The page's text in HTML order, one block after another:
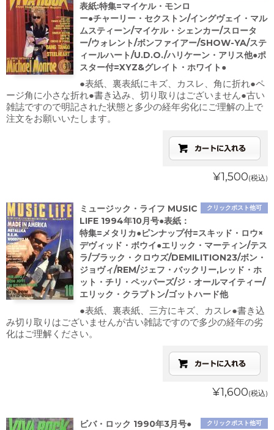
表紙:特集=マイケル・モンロ
ー●チャーリー・セクストン/イングヴェイ・マル
ムスティーン/マイケル・シェンカー/スロータ
ー/ウォレント/ボンファイアー/SHOW-YA/ステ
ィールハート/U.D.O./ハリケーン・アリス他●ポ
スター付=XYZ&グレイト・ホワイト●
●表紙、裏表紙にキズ、カスレ、角に折れ●ペ
ージ角に小さな折れ●書き込み、切り取りはございません●古い
雑誌ですので明記された状態と多少の経年劣化にご理解の上で
注文をお願いいたします。
¥1,500(税込)
クリックポスト他可
ミュージック・ライフ MUSIC
LIFE 1994年10月号●表紙：
特集=メタリカ●ピンナップ付=スキッド・ロウ×
デヴィッド・ボウイ●エリック・マーティン/テス
ラ/ブラック・クロウズ/DEMILITION23/ボン・
ジョヴィ/REM/ジェフ・バックリー,レッド・ホ
ット・チリ・ペッパーズ/ジ・オールマイティー/
エリック・クラプトン/ゴットハード他
●表紙、裏表紙、三方にキズ、カスレ●書き込
み切り取りはございませんが古い雑誌ですので多少の経年の劣
化はご理解ください。
¥1,600(税込)
クリックポスト他可
ビバ・ロック 1990年3月号●